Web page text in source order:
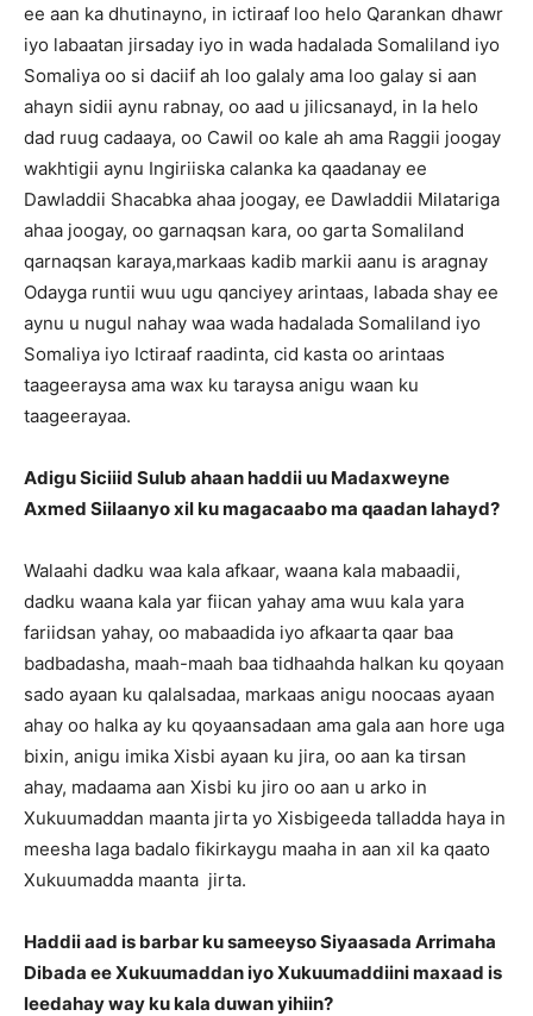
ee aan ka dhutinayno, in ictiraaf loo helo Qarankan dhawr
iyo labaatan jirsaday iyo in wada hadalada Somaliland iyo
Somaliya oo si daciif ah loo galaly ama loo galay si aan
ahayn sidii aynu rabnay, oo aad u jilicsanayd, in la helo
dad ruug cadaaya, oo Cawil oo kale ah ama Raggii joogay
wakhtigii aynu Ingiriiska calanka ka qaadanay ee
Dawladdii Shacabka ahaa joogay, ee Dawladdii Milatariga
ahaa joogay, oo garnaqsan kara, oo garta Somaliland
qarnaqsan karaya,markaas kadib markii aanu is aragnay
Odayga runtii wuu ugu qanciyey arintaas, labada shay ee
aynu u nugul nahay waa wada hadalada Somaliland iyo
Somaliya iyo Ictiraaf raadinta, cid kasta oo arintaas
taageeraysa ama wax ku taraysa anigu waan ku
taageerayaa.
Adigu Siciiid Sulub ahaan haddii uu Madaxweyne
Axmed Siilaanyo xil ku magacaabo ma qaadan lahayd?
Walaahi dadku waa kala afkaar, waana kala mabaadii,
dadku waana kala yar fiican yahay ama wuu kala yara
fariidsan yahay, oo mabaadida iyo afkaarta qaar baa
badbadasha, maah-maah baa tidhaahda halkan ku qoyaan
sado ayaan ku qalalsadaa, markaas anigu noocaas ayaan
ahay oo halka ay ku qoyaansadaan ama gala aan hore uga
bixin, anigu imika Xisbi ayaan ku jira, oo aan ka tirsan
ahay, madaama aan Xisbi ku jiro oo aan u arko in
Xukuumaddan maanta jirta yo Xisbigeeda talladda haya in
meesha laga badalo fikirkaygu maaha in aan xil ka qaato
Xukuumadda maanta jirta.
Haddii aad is barbar ku sameeyso Siyaasada Arrimaha
Dibada ee Xukuumaddan iyo Xukuumaddiini maxaad is
leedahay way ku kala duwan yihiin?